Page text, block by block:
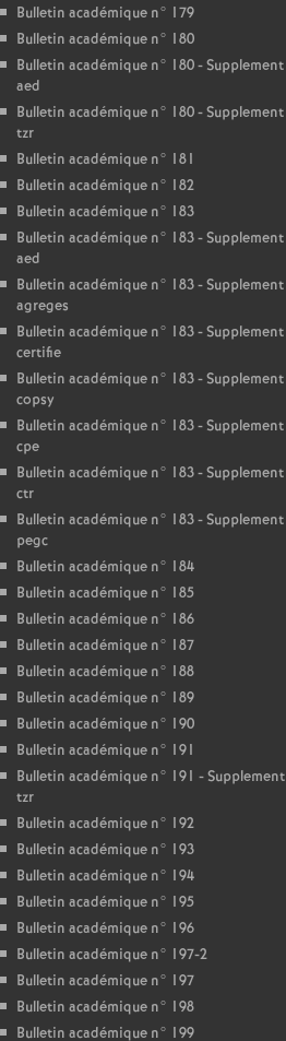
Bulletin académique n° 179
Bulletin académique n° 180
Bulletin académique n° 180 - Supplement
aed
Bulletin académique n° 180 - Supplement
tzr
Bulletin académique n° 181
Bulletin académique n° 182
Bulletin académique n° 183
Bulletin académique n° 183 - Supplement
aed
Bulletin académique n° 183 - Supplement
agreges
Bulletin académique n° 183 - Supplement
certifie
Bulletin académique n° 183 - Supplement
copsy
Bulletin académique n° 183 - Supplement
cpe
Bulletin académique n° 183 - Supplement
ctr
Bulletin académique n° 183 - Supplement
pegc
Bulletin académique n° 184
Bulletin académique n° 185
Bulletin académique n° 186
Bulletin académique n° 187
Bulletin académique n° 188
Bulletin académique n° 189
Bulletin académique n° 190
Bulletin académique n° 191
Bulletin académique n° 191 - Supplement
tzr
Bulletin académique n° 192
Bulletin académique n° 193
Bulletin académique n° 194
Bulletin académique n° 195
Bulletin académique n° 196
Bulletin académique n° 197-2
Bulletin académique n° 197
Bulletin académique n° 198
Bulletin académique n° 199